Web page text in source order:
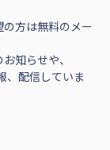
方は無料のメー
知らせや、
、配信していま